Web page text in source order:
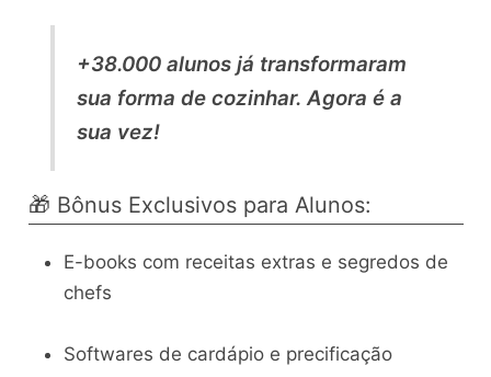
+38.000 alunos já transformaram
sua forma de cozinhar. Agora é a
sua vez!
🎁 Bônus Exclusivos para Alunos:
E-books com receitas extras e segredos de
chefs
Softwares de cardápio e precificação